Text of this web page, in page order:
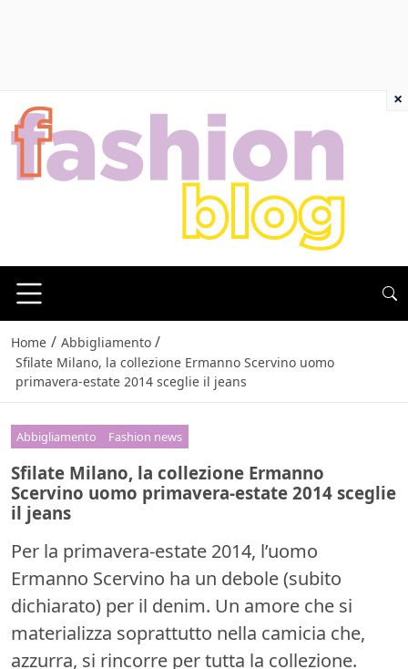
Home / Abbigliamento /
Sfilate Milano, la collezione Ermanno Scervino uomo
primavera-estate 2014 sceglie il jeans
Abbigliamento Fashion news
Sfilate Milano, la collezione Ermanno
Scervino uomo primavera-estate 2014 sceglie
il jeans
Per la primavera-estate 2014, l’uomo
Ermanno Scervino ha un debole (subito
dichiarato) per il denim. Un amore che si
materializza soprattutto nella camicia che,
azzurra, si rincorre per tutta la collezione.
×